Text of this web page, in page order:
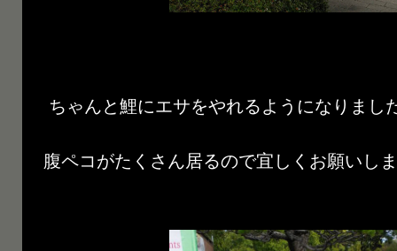
ちゃんと鯉にエサをやれるようになりまし
腹ペコがたくさん居るので宜しくお願いし